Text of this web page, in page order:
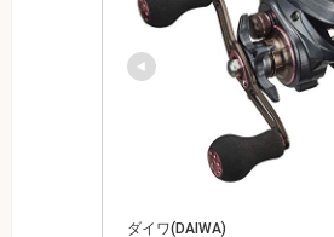
ダイワ(DAIWA)